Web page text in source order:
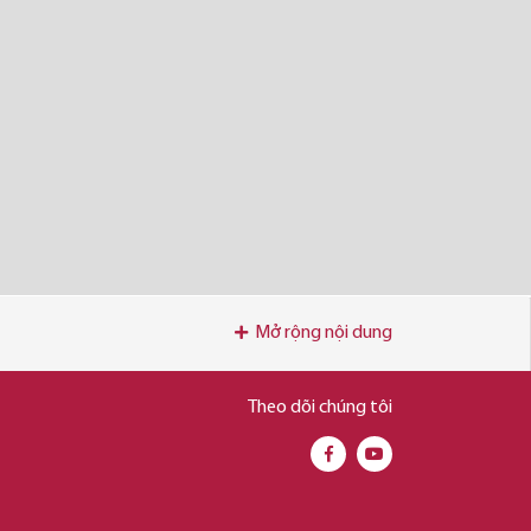
Mở rộng nội dung
Theo dõi chúng tôi